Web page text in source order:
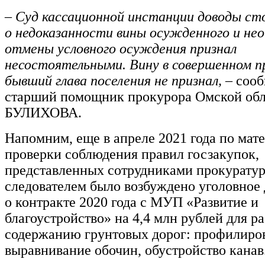
– Суд кассационной инстанции доводы
о недоказанности вины осужденного и
отмены условного осуждения признал
несостоятельными. Вину в совершенном
бывший глава поселения не признал, –
старший помощник прокурора Омской
БУЛИХОВА.
Напомним, еще в апреле 2021 года по
проверки соблюдения правил госзакупок,
представленных сотрудниками
следователем было возбуждено
о контракте 2020 года с МУП «Развитие и
благоустройство» на 4,4 млн рублей для
содержанию грунтовых дорог:
выравнивание обочин, обустройство